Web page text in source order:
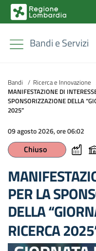
Bandi e Servizi
Bandi / Ricerca e Innovazione
MANIFESTAZIONE DI
SPONSORIZZAZIONE DELLA
2025”
09 agosto 2026, ore 06:02
Chiuso
PER LA
DELLA
RICERCA